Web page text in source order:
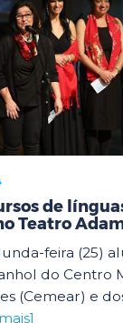
de
Teatro
feira (25)
do Centro
(Cemear) e